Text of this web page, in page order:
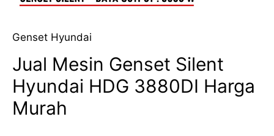
Genset Hyundai
Jual Mesin Genset Silent
Hyundai HDG 3880DI Harga
Murah